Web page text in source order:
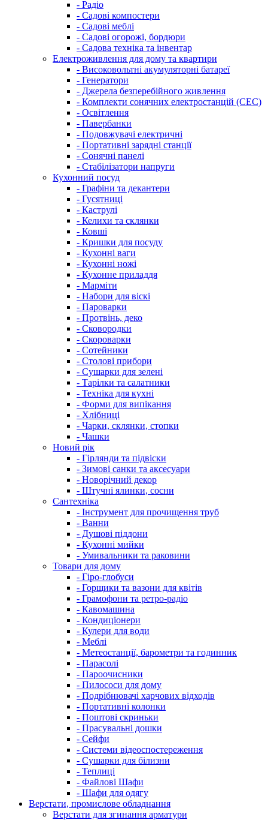
- Радіо
- Садові компостери
- Садові меблі
- Садові огорожі, бордюри
- Садова техніка та інвентар
Електроживлення для дому та квартири
- Високовольтні акумуляторні батареї
- Генератори
- Джерела безперебійного живлення
- Комплекти сонячних електростанцій (СЕС)
- Освітлення
- Павербанки
- Подовжувачі електричні
- Портативні зарядні станції
- Сонячні панелі
- Стабілізатори напруги
Кухонний посуд
- Графіни та декантери
- Гусятниці
- Каструлі
- Келихи та склянки
- Ковші
- Кришки для посуду
- Кухонні ваги
- Кухонні ножі
- Кухонне приладдя
- Марміти
- Набори для віскі
- Пароварки
- Протвінь, деко
- Сковородки
- Скороварки
- Сотейники
- Столові прибори
- Сушарки для зелені
- Тарілки та салатники
- Техніка для кухні
- Форми для випікання
- Хлібниці
- Чарки, склянки, стопки
- Чашки
Новий рік
- Гірлянди та підвіски
- Зимові санки та аксесуари
- Новорічний декор
- Штучні ялинки, сосни
Сантехніка
- Інструмент для прочищення труб
- Ванни
- Душові піддони
- Кухонні мийки
- Умивальники та раковини
Товари для дому
- Гіро-глобуси
- Горщики та вазони для квітів
- Грамофони та ретро-радіо
- Кавомашина
- Кондиціонери
- Кулери для води
- Меблі
- Метеостанції, барометри та годинник
- Парасолі
- Пароочисники
- Пилососи для дому
- Подрібнювачі харчових відходів
- Портативні колонки
- Поштові скриньки
- Прасувальні дошки
- Сейфи
- Системи відеоспостереження
- Сушарки для білизни
- Теплиці
- Файлові Шафи
- Шафи для одягу
Верстати, промислове обладнання
Верстати для згинання арматури